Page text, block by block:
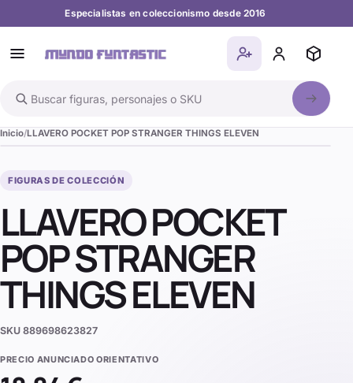
Especialistas en coleccionismo desde 2016
Buscar en el catálogo
Inicio LLAVERO POCKET POP STRANGER THINGS ELEVEN
FIGURAS DE COLECCIÓN
LLAVERO POCKET
POP STRANGER
THINGS ELEVEN
SKU 889698623827
PRECIO ANUNCIADO ORIENTATIVO